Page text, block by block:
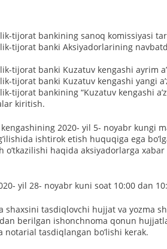
tijorat bankining sanoq komissiyasi
tijorat banki Аksiyadorlarining
tijorat banki Kuzatuv kengashi ayrim
tijorat banki Kuzatuv kengashi yangi
tijorat bankining “Kuzatuv kengashi
kiritish.
2020- yil 5- noyabr kungi
ishtirok etish huquqiga ega
oʼtkazilishi haqida aksiyadorlarga
yil 28- noyabr kuni soat 10:00 dan
shaxsini tasdiqlovchi hujjat va yozma
berilgan ishonchnoma qonun
tasdiqlangan boʼlishi kerak.